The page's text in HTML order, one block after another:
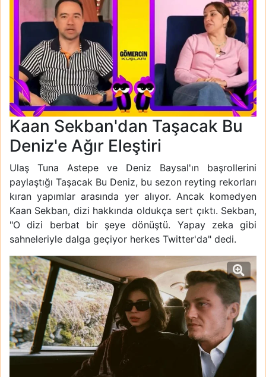
Kaan Sekban'dan Taşacak Bu
Deniz'e Ağır Eleştiri
Ulaş Tuna Astepe ve Deniz Baysal'ın başrollerini
paylaştığı Taşacak Bu Deniz, bu sezon reyting rekorları
kıran yapımlar arasında yer alıyor. Ancak komedyen
Kaan Sekban, dizi hakkında oldukça sert çıktı. Sekban,
"O dizi berbat bir şeye dönüştü. Yapay zeka gibi
sahneleriyle dalga geçiyor herkes Twitter'da" dedi.